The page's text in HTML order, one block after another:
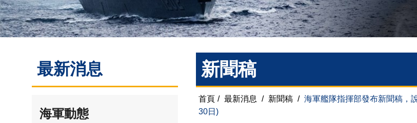
最新消息
海軍動態
新聞稿
首頁 / 最新消息 / 新聞稿 / 海軍艦隊指揮部發布新聞稿，
30日)